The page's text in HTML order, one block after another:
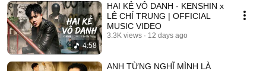
4:58
HAI KẺ VÔ DANH - KENSHIN x
LÊ CHÍ TRUNG | OFFICIAL
MUSIC VIDEO
3.3K views 12 days ago
ANH TỪNG NGHĨ MÌNH LÀ